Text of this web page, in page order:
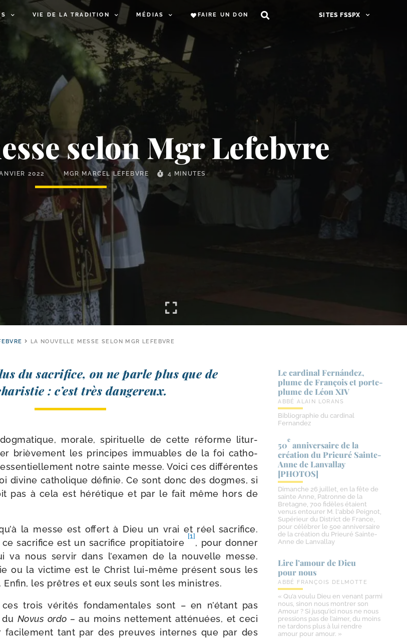
VIE DE LA TRADITION MÉDIAS FAIRE UN DON SITES FSSPX
selon Mgr Lefebvre
2022 MGR MARCEL LEFEBVRE 4 MINUTES
LA NOUVELLE MESSE SELON MGR LEFEBVRE
du sacri­fice, on ne parle plus que de
: c’est très dangereux.
morale, spi­ri­tuelle de cette réforme litur­
briè­ve­ment les prin­cipes immuables de la foi catho­
notre sainte messe. Voici ces dif­fé­rentes
divine catho­lique défi­nie. Ce sont donc des dogmes, si
pas à cela est héré­tique et par le fait même hors de
la messe est offert à Dieu un vrai et réel sacri­fice.
sacri­fice est un sacri­fice pro­pi­tia­toire
[1]
, pour don­ner
va nous ser­vir dans l’examen de la nou­velle messe.
ou la vic­time est le Christ lui-​même pré­sent sous les
les prêtres et eux seuls sont les ministres.
trois véri­tés fon­da­men­tales sont – en n’étant pas
Novus ordo –au moins net­te­ment atté­nuées, et ceci
faci­le­ment tant par des preuves internes que par des
Le cardinal Fernández,
plume de François et porte-​
plume de Léon XIV
ABBÉ ALAIN LORANS
Bibliographie du cardinal
Fernandez
50
e
anniversaire de la
création du Prieuré Sainte-​
Anne de Lanvallay
[PHOTOS]
Dimanche 26 juillet, en la fête de
sainte Anne, Patronne de la
Bretagne, 700 fidèles étaient
venus entourer M. l'abbé Peignot,
Supérieur du District de France,
pour célébrer le 50e anniversaire
de la création du Prieuré Sainte-
Anne de Lanvallay
Lire l’amour de Dieu
pour nous
ABBÉ FRANÇOIS DELMOTTE
« Qu’a voulu Dieu en venant parmi
nous, sinon nous montrer son
Amour ? Si jusqu’ici nous ne nous
pressions pas de l’aimer, du moins
ne tardons plus à lui rendre
amour pour amour. »